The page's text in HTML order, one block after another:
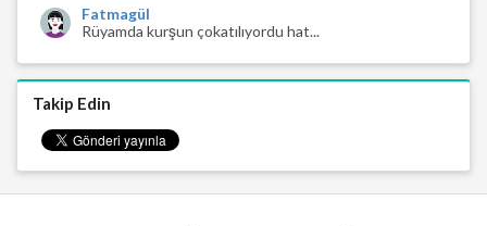
Fatmagül
Rüyamda kurşun çokatılıyordu hat...
Takip Edin